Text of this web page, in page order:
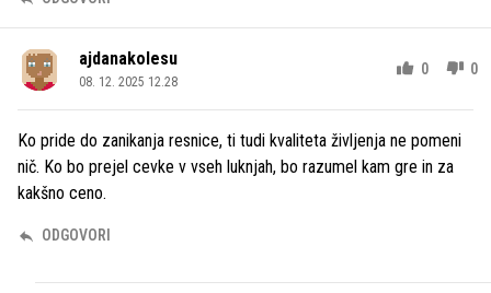
ajdanakolesu
08. 12. 2025 12.28
0 0
Ko pride do zanikanja resnice, ti tudi kvaliteta življenja ne pomeni
nič. Ko bo prejel cevke v vseh luknjah, bo razumel kam gre in za
kakšno ceno.
ODGOVORI